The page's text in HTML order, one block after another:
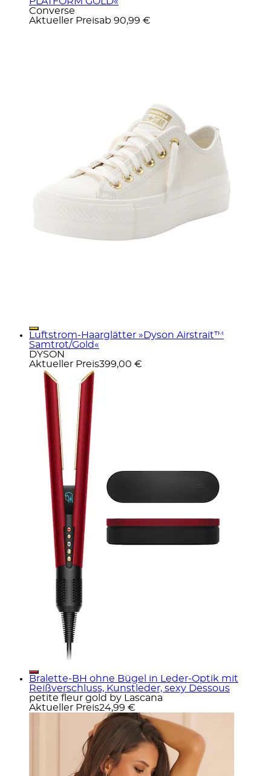
Converse
Aktueller Preisab 90,99 €
Luftstrom-Haarglätter »Dyson Airstrait™
Samtrot/Gold«
DYSON
Aktueller Preis399,00 €
Bralette-BH ohne Bügel in Leder-Optik mit
Reißverschluss, Kunstleder, sexy Dessous
petite fleur gold by Lascana
Aktueller Preis24,99 €